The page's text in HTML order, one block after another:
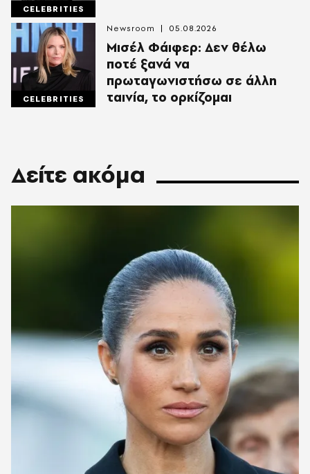
CELEBRITIES
CELEBRITIES
Μισέλ Φάιφερ: Δεν θέλω
ποτέ ξανά να
πρωταγωνιστήσω σε άλλη
ταινία, το ορκίζομαι
Newsroom 05.08.2026
Δείτε ακόμα